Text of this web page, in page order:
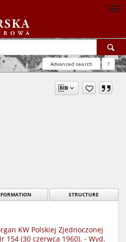
Advanced search ?
STRUCTURE
KW Polskiej Zjednoczonej
154 (30 czerwca 1960). - Wyd.